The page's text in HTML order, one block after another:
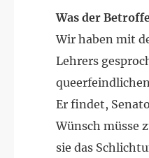
Was der
Wir haben mit
Lehrers
Er findet,
Wünsch müsse
sie das